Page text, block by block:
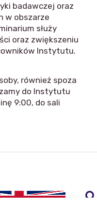
badawczej oraz
w obszarze
służy
oraz zwiększeniu
Instytutu.
również spoza
do Instytutu
9:00, do sali